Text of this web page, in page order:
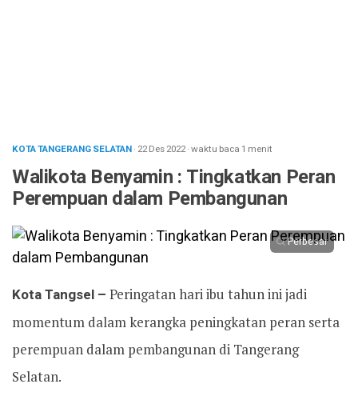
KOTA TANGERANG SELATAN· 22 Des 2022·waktu baca 1 menit
Walikota Benyamin : Tingkatkan Peran
Perempuan dalam Pembangunan
Perbesar
Kota Tangsel – Peringatan hari ibu tahun ini jadi
momentum dalam kerangka peningkatan peran serta
perempuan dalam pembangunan di Tangerang
Selatan.